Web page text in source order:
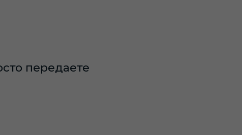
передаете